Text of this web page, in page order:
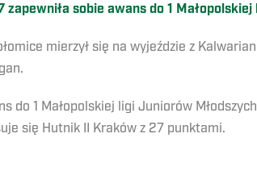
sobie awans do 1
mierzył się na wyjeździe z
do 1 Małopolskiej ligi Juniorów
się Hutnik II Kraków z 27 punktami.